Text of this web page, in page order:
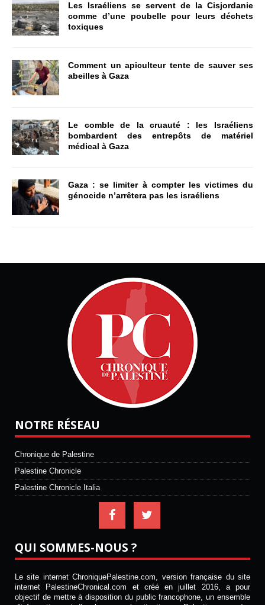
Les Israéliens se servent de la Cisjordanie
comme d’une poubelle pour leurs déchets
toxiques
Comment un apiculteur tente de sauver ses
abeilles à Gaza
Le comble de la cruauté : les Israéliens
bombardent des entrepôts de matériel
médical à Gaza
Gaza : se limiter à compter les victimes du
génocide n’arrêtera pas les israéliens
NOTRE RÉSEAU
Chronique de Palestine
Palestine Chronicle
Palestine Chronicle Italia
QUI SOMMES-NOUS ?
Le site internet ChroniquePalestine.com, version française du site
internet PalestineChronical.com et créé en juillet 2016, a pour
objectif de mettre à disposition du public francophone, un ensemble